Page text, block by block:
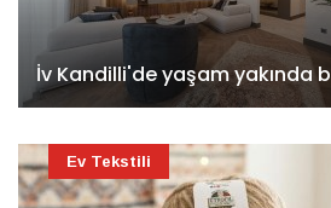
İv Kandilli'de yaşam yakında
Ev Tekstili